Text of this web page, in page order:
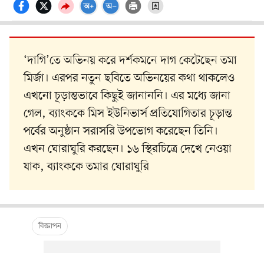
‘দাগি’তে অভিনয় করে দর্শকমনে দাগ কেটেছেন তমা
মির্জা। এরপর নতুন ছবিতে অভিনয়ের কথা থাকলেও
এখনো চূড়ান্তভাবে কিছুই জানাননি। এর মধ্যে জানা
গেল, ব্যাংককে মিস ইউনিভার্স প্রতিযোগিতার চূড়ান্ত
পর্বের অনুষ্ঠান সরাসরি উপভোগ করেছেন তিনি।
এখন ঘোরাঘুরি করছেন। ১৬ স্থিরচিত্রে দেখে নেওয়া
যাক, ব্যাংককে তমার ঘোরাঘুরি